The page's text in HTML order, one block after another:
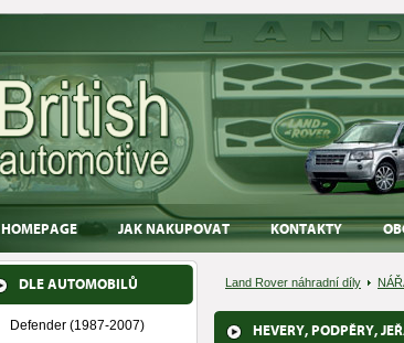
HOMEPAGE JAK NAKUPOVAT KONTAKTY
DLE AUTOMOBILŮ
Defender (1987-2007)
Land Rover náhradní díly
HEVERY, PODPĚRY,